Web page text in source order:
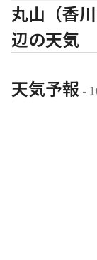
丸山（香
辺の天気
天気予報 -